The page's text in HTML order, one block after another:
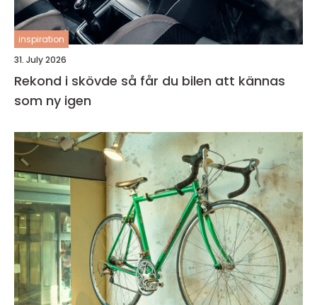
inspiration
31. July 2026
Rekond i skövde så får du bilen att kännas
som ny igen